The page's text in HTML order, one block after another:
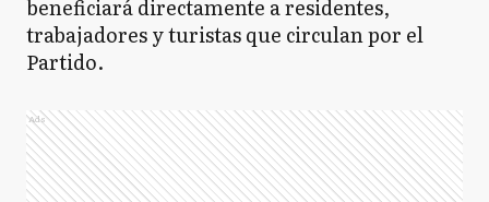
beneficiará directamente a residentes,
trabajadores y turistas que circulan por el
Partido.
Ads